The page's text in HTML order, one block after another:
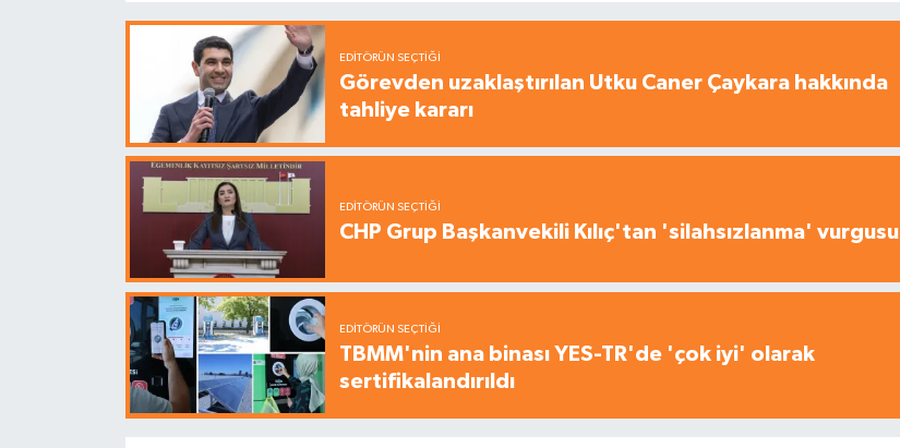
EDITÖRÜN SEÇTIĞI
Görevden uzaklaştırılan Utku Caner Çaykara hakkında
tahliye kararı
EDITÖRÜN SEÇTIĞI
CHP Grup Başkanvekili Kılıç'tan 'silahsızlanma' vurgusu
EDITÖRÜN SEÇTIĞI
TBMM'nin ana binası YES-TR'de 'çok iyi' olarak
sertifikalandırıldı